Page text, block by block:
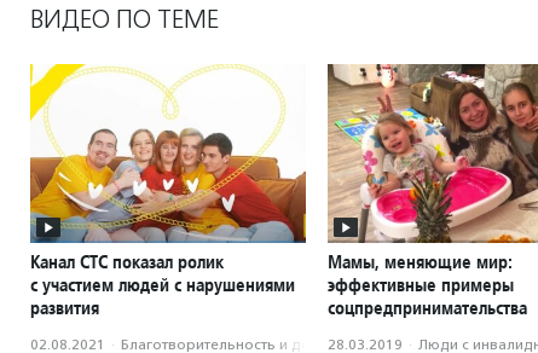
ВИДЕО ПО ТЕМЕ
Канал СТС показал ролик
с участием людей с нарушениями
развития
02.08.2021 · Благотвори­тель­ность и доброволь­чест­во
Мамы, меняющие мир:
эффективные примеры
соцпредпринимательства
28.03.2019 · Люди с